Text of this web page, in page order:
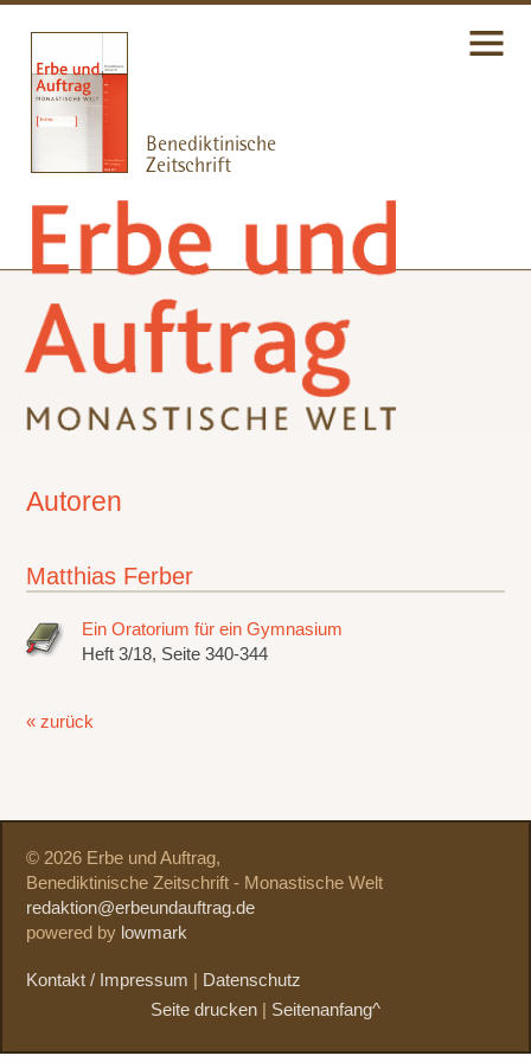
Autoren
Matthias Ferber
Ein Oratorium für ein Gymnasium
Heft 3/18, Seite 340-344
« zurück
© 2026 Erbe und Auftrag,
Benediktinische Zeitschrift - Monastische Welt
redaktion@erbeundauftrag.de
powered by lowmark
Kontakt / Impressum
Datenschutz
Seite drucken
Seitenanfang^